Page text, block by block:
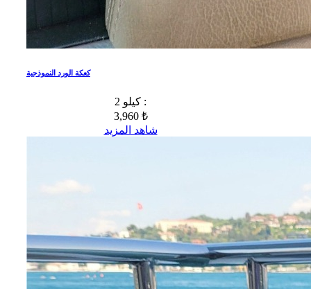
كعكة الورد النموذجية
2 كيلو :
3,960 ₺
شاهد المزيد